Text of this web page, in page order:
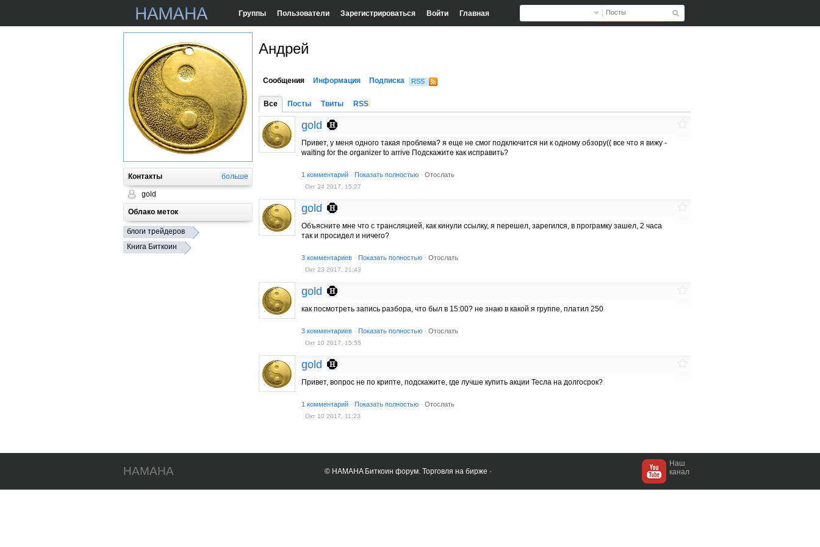
Посты
Группы Пользователи Зарегистрироваться Войти Главная
Контакты больше
gold
Облако меток
блоги трейдеров
Книга Биткоин
Андрей
Сообщения Информация Подписка RSS
Все Посты Твиты RSS
gold
Привет, у меня одного такая проблема? я еще не смог подключится ни к одному обзору(( все что я вижу -
waiting for the organizer to arrive Подскажите как исправить?
1 комментарий · Показать полностью · Отослать
Окт 24 2017, 15:27
gold
Объясните мне что с трансляцией, как кинули ссылку, я перешел, зарегился, в програмку зашел, 2 часа
так и просидел и ничего?
3 комментариев · Показать полностью · Отослать
Окт 23 2017, 21:43
gold
как посмотреть запись разбора, что был в 15:00? не знаю в какой я группе, платил 250
3 комментариев · Показать полностью · Отослать
Окт 10 2017, 15:55
gold
Привет, вопрос не по крипте, подскажите, где лучше купить акции Тесла на долгосрок?
1 комментарий · Показать полностью · Отослать
Окт 10 2017, 11:23
HAMAHA © HAMAHA Биткоин форум. Торговля на бирже ·
Наш
канал